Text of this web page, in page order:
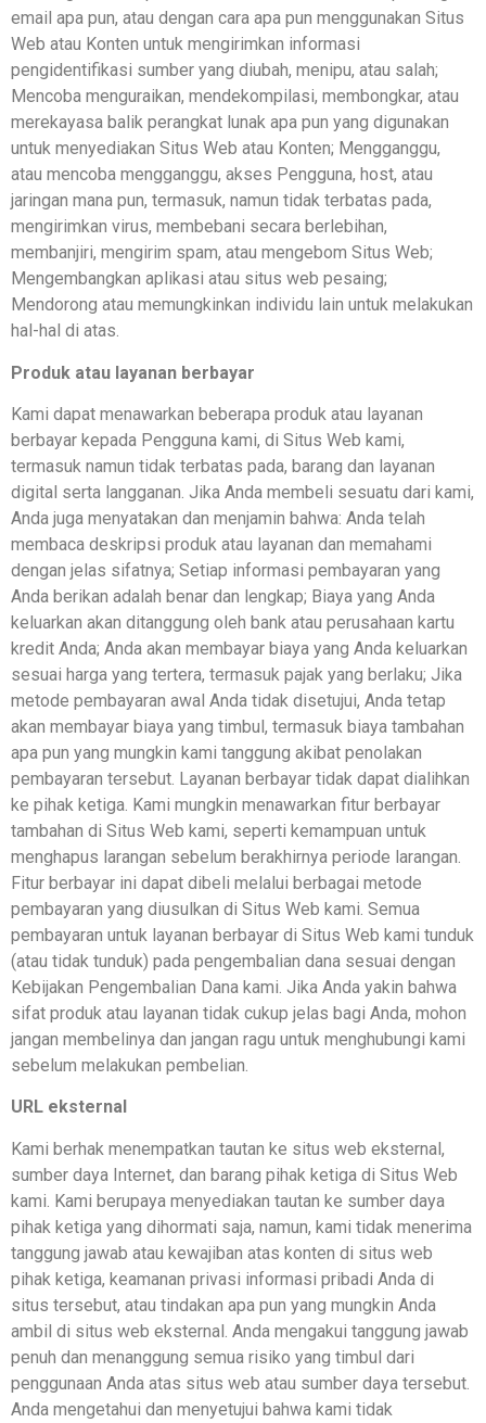
email apa pun, atau dengan cara apa pun menggunakan Situs
Web atau Konten untuk mengirimkan informasi
pengidentifikasi sumber yang diubah, menipu, atau salah;
Mencoba menguraikan, mendekompilasi, membongkar, atau
merekayasa balik perangkat lunak apa pun yang digunakan
untuk menyediakan Situs Web atau Konten; Mengganggu,
atau mencoba mengganggu, akses Pengguna, host, atau
jaringan mana pun, termasuk, namun tidak terbatas pada,
mengirimkan virus, membebani secara berlebihan,
membanjiri, mengirim spam, atau mengebom Situs Web;
Mengembangkan aplikasi atau situs web pesaing;
Mendorong atau memungkinkan individu lain untuk melakukan
hal-hal di atas.
Produk atau layanan berbayar
Kami dapat menawarkan beberapa produk atau layanan
berbayar kepada Pengguna kami, di Situs Web kami,
termasuk namun tidak terbatas pada, barang dan layanan
digital serta langganan. Jika Anda membeli sesuatu dari kami,
Anda juga menyatakan dan menjamin bahwa: Anda telah
membaca deskripsi produk atau layanan dan memahami
dengan jelas sifatnya; Setiap informasi pembayaran yang
Anda berikan adalah benar dan lengkap; Biaya yang Anda
keluarkan akan ditanggung oleh bank atau perusahaan kartu
kredit Anda; Anda akan membayar biaya yang Anda keluarkan
sesuai harga yang tertera, termasuk pajak yang berlaku; Jika
metode pembayaran awal Anda tidak disetujui, Anda tetap
akan membayar biaya yang timbul, termasuk biaya tambahan
apa pun yang mungkin kami tanggung akibat penolakan
pembayaran tersebut. Layanan berbayar tidak dapat dialihkan
ke pihak ketiga. Kami mungkin menawarkan fitur berbayar
tambahan di Situs Web kami, seperti kemampuan untuk
menghapus larangan sebelum berakhirnya periode larangan.
Fitur berbayar ini dapat dibeli melalui berbagai metode
pembayaran yang diusulkan di Situs Web kami. Semua
pembayaran untuk layanan berbayar di Situs Web kami tunduk
(atau tidak tunduk) pada pengembalian dana sesuai dengan
Kebijakan Pengembalian Dana kami. Jika Anda yakin bahwa
sifat produk atau layanan tidak cukup jelas bagi Anda, mohon
jangan membelinya dan jangan ragu untuk menghubungi kami
sebelum melakukan pembelian.
URL eksternal
Kami berhak menempatkan tautan ke situs web eksternal,
sumber daya Internet, dan barang pihak ketiga di Situs Web
kami. Kami berupaya menyediakan tautan ke sumber daya
pihak ketiga yang dihormati saja, namun, kami tidak menerima
tanggung jawab atau kewajiban atas konten di situs web
pihak ketiga, keamanan privasi informasi pribadi Anda di
situs tersebut, atau tindakan apa pun yang mungkin Anda
ambil di situs web eksternal. Anda mengakui tanggung jawab
penuh dan menanggung semua risiko yang timbul dari
penggunaan Anda atas situs web atau sumber daya tersebut.
Anda mengetahui dan menyetujui bahwa kami tidak